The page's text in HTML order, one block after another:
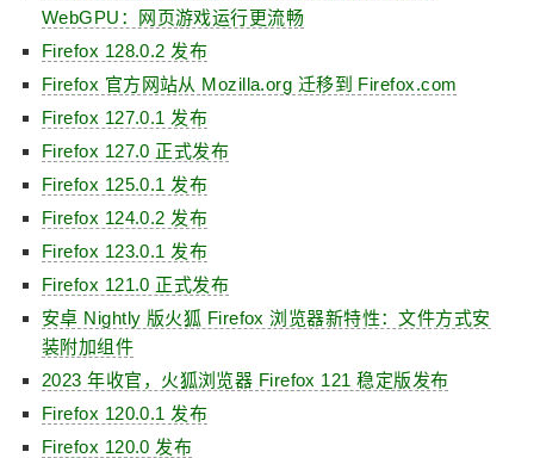
WebGPU：网页游戏运行更流畅
Firefox 128.0.2 发布
Firefox 官方网站从 Mozilla.org 迁移到 Firefox.com
Firefox 127.0.1 发布
Firefox 127.0 正式发布
Firefox 125.0.1 发布
Firefox 124.0.2 发布
Firefox 123.0.1 发布
Firefox 121.0 正式发布
安卓 Nightly 版火狐 Firefox 浏览器新特性：文件方式安
装附加组件
2023 年收官，火狐浏览器 Firefox 121 稳定版发布
Firefox 120.0.1 发布
Firefox 120.0 发布